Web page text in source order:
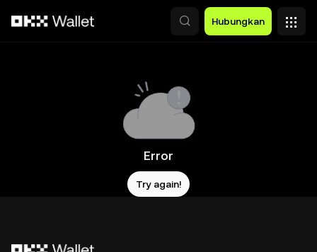
Hubungkan
Error
Try again!